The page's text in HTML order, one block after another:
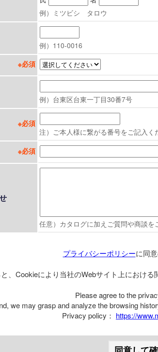
例）ミツビシ タロウ
例）110-0016
例）台東区台東一丁目30番7号
注）ご本人様に繋がる番号をご記入く
任意）カタログに加えご質問や商談
プライバシーポリシーに同
、Cookieにより当社のWebサイト上におけ
Please agree to the
we may grasp and analyze the browsing
Privacy policy： https://